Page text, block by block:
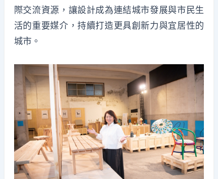
際交流資源，讓設計成為連結城市發展與市民生
活的重要媒介，持續打造更具創新力與宜居性的
城市。